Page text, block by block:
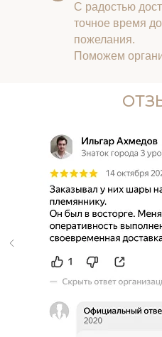
С радостью
точное время
пожелания.
Поможем